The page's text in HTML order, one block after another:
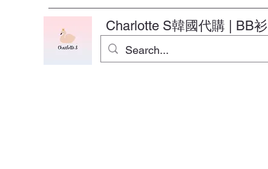
Charlotte S韓國代購 | BB衫